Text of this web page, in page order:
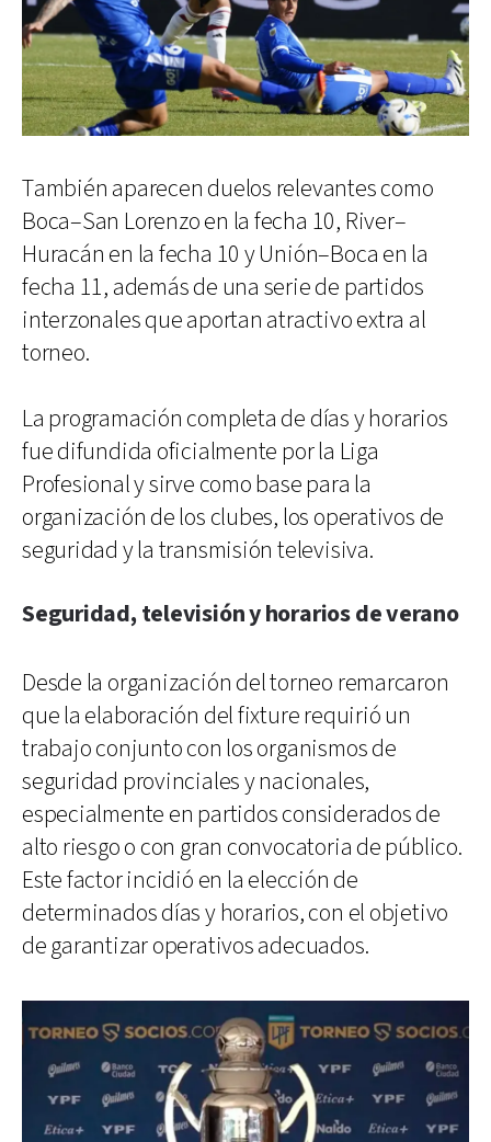
También aparecen duelos relevantes como
Boca–San Lorenzo en la fecha 10, River–
Huracán en la fecha 10 y Unión–Boca en la
fecha 11, además de una serie de partidos
interzonales que aportan atractivo extra al
torneo.
La programación completa de días y horarios
fue difundida oficialmente por la Liga
Profesional y sirve como base para la
organización de los clubes, los operativos de
seguridad y la transmisión televisiva.
Seguridad, televisión y horarios de verano
Desde la organización del torneo remarcaron
que la elaboración del fixture requirió un
trabajo conjunto con los organismos de
seguridad provinciales y nacionales,
especialmente en partidos considerados de
alto riesgo o con gran convocatoria de público.
Este factor incidió en la elección de
determinados días y horarios, con el objetivo
de garantizar operativos adecuados.